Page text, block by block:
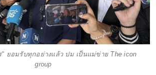
ยอมรับทุกอย่างแล้ว ปม เป็นแม่ข่าย The icon
group